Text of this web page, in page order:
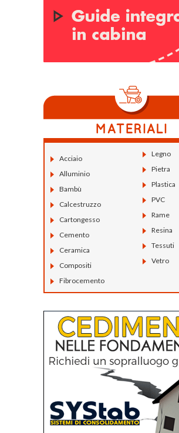
Acciaio
Alluminio
Bambù
Calcestruzzo
Cartongesso
Cemento
Ceramica
Compositi
Fibrocemento
Legno
Pietra
Plastica
PVC
Rame
Resina
Tessuti
Vetro